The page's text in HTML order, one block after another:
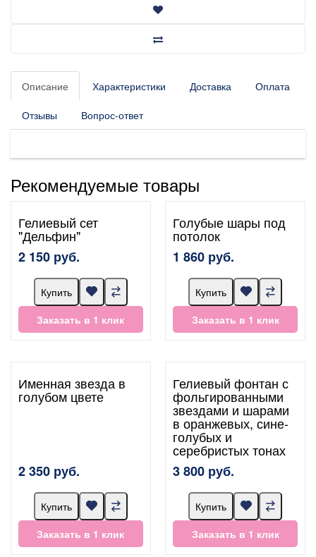
Описание Характеристики Доставка Оплата
Отзывы Вопрос-ответ
Рекомендуемые товары
Гелиевый сет
"Дельфин"
2 150 руб.
Купить
Заказать в 1 клик
Голубые шары под
потолок
1 860 руб.
Купить
Заказать в 1 клик
Именная звезда в
голубом цвете
2 350 руб.
Купить
Заказать в 1 клик
Гелиевый фонтан с
фольгированными
звездами и шарами
в оранжевых, сине-
голубых и
серебристых тонах
3 800 руб.
Купить
Заказать в 1 клик